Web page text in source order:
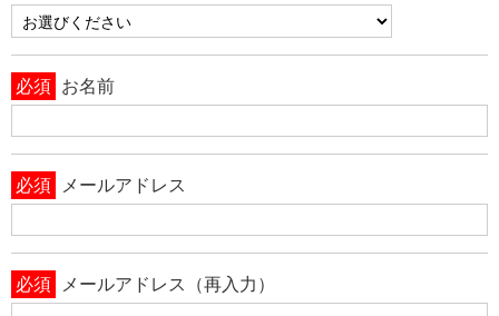
お名前
必須
メールアドレス
必須
メールアドレス（再入力）
必須